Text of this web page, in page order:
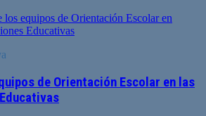
de Orientación Escolar en las